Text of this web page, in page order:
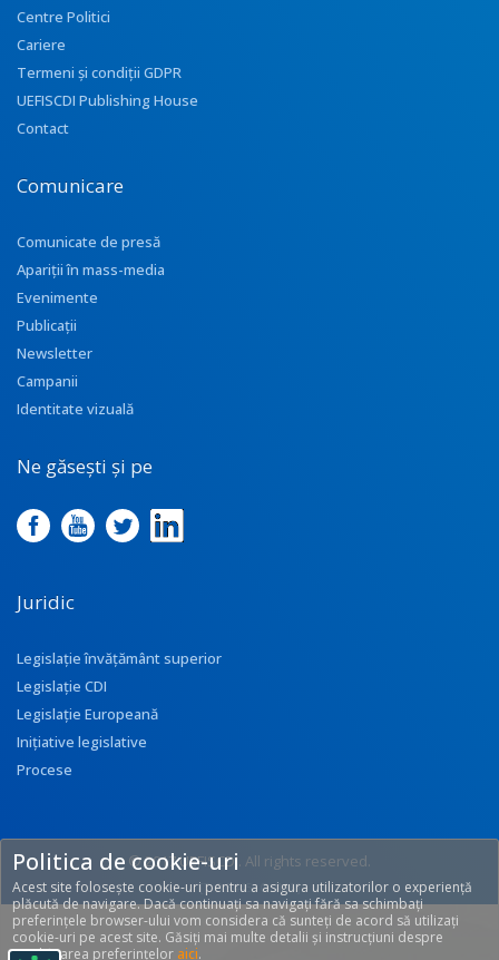
Centre Politici
Cariere
Termeni și condiții GDPR
UEFISCDI Publishing House
Contact
Comunicare
Comunicate de presă
Apariţii în mass-media
Evenimente
Publicații
Newsletter
Campanii
Identitate vizuală
Ne găsești și pe
Juridic
Legislație învățământ superior
Legislație CDI
Legislație Europeană
Inițiative legislative
Procese
© 2017 UEFISCDI. All rights reserved.
[T: 0.3445, O: 116]
Politica de cookie-uri
Acest site folosește cookie-uri pentru a asigura utilizatorilor o experiență
plăcută de navigare. Dacă continuați sa navigați fără sa schimbați
preferințele browser-ului vom considera că sunteți de acord să utilizați
cookie-uri pe acest site. Găsiți mai multe detalii și instrucțiuni despre
modificarea preferințelor aici.